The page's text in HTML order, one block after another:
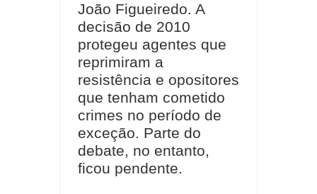
João Figueiredo. A
decisão de 2010
protegeu agentes que
reprimiram a
resistência e opositores
que tenham cometido
crimes no período de
exceção. Parte do
debate, no entanto,
ficou pendente.